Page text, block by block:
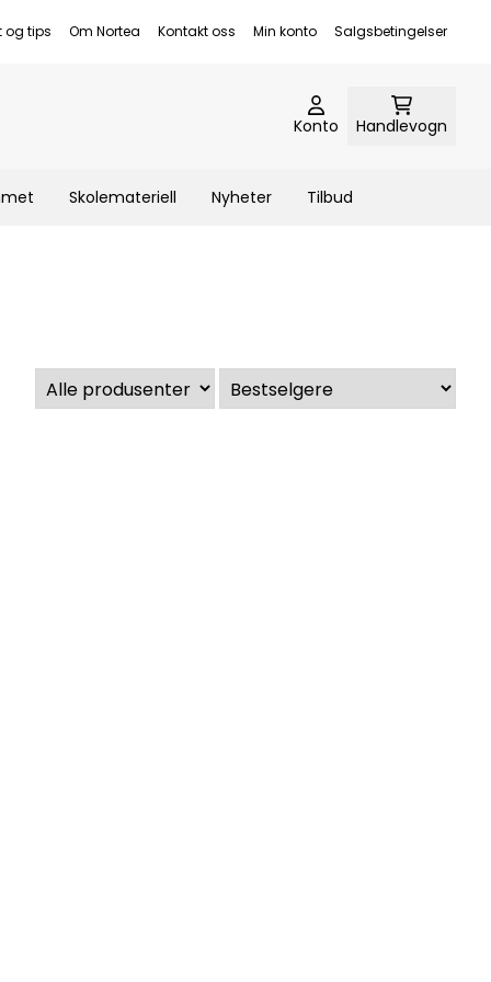
og tips Om Nortea Kontakt oss Min konto Salgsbetingelser
Konto Handlevogn
Skolemateriell Nyheter Tilbud